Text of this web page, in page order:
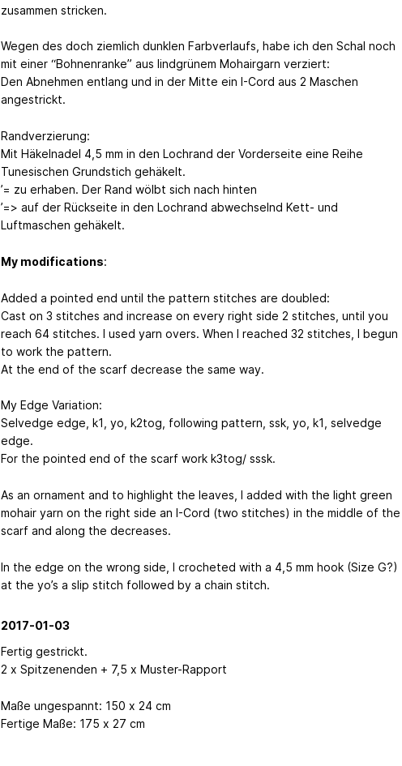
zusammen stricken.
Wegen des doch ziemlich dunklen Farbverlaufs, habe ich den Schal noch
mit einer “Bohnenranke” aus lindgrünem Mohairgarn verziert:
Den Abnehmen entlang und in der Mitte ein I-Cord aus 2 Maschen
angestrickt.
Randverzierung:
Mit Häkelnadel 4,5 mm in den Lochrand der Vorderseite eine Reihe
Tunesischen Grundstich gehäkelt.
’= zu erhaben. Der Rand wölbt sich nach hinten
’=> auf der Rückseite in den Lochrand abwechselnd Kett- und
Luftmaschen gehäkelt.
My modifications:
Added a pointed end until the pattern stitches are doubled:
Cast on 3 stitches and increase on every right side 2 stitches, until you
reach 64 stitches. I used yarn overs. When I reached 32 stitches, I begun
to work the pattern.
At the end of the scarf decrease the same way.
My Edge Variation:
Selvedge edge, k1, yo, k2tog, following pattern, ssk, yo, k1, selvedge
edge.
For the pointed end of the scarf work k3tog/ sssk.
As an ornament and to highlight the leaves, I added with the light green
mohair yarn on the right side an I-Cord (two stitches) in the middle of the
scarf and along the decreases.
In the edge on the wrong side, I crocheted with a 4,5 mm hook (Size G?)
at the yo’s a slip stitch followed by a chain stitch.
2017-01-03
Fertig gestrickt.
2 x Spitzenenden + 7,5 x Muster-Rapport
Maße ungespannt: 150 x 24 cm
Fertige Maße: 175 x 27 cm